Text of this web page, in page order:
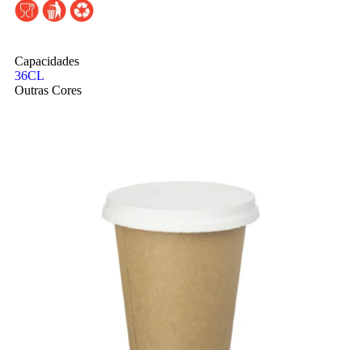
Capacidades
36CL
Outras Cores